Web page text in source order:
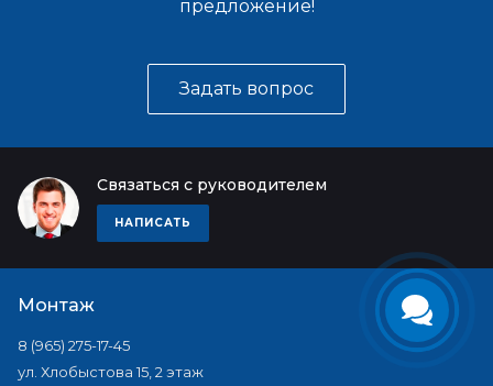
предложение!
Задать вопрос
Связаться с руководителем
НАПИСАТЬ
Монтаж
8 (965) 275-17-45
ул. Хлобыстова 15, 2 этаж